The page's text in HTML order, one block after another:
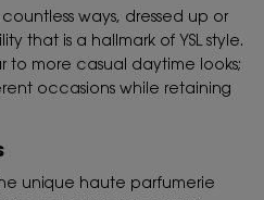
ways, dressed up or
that is a hallmark of YSL style.
to more casual daytime looks;
occasions while retaining
unique haute parfumerie